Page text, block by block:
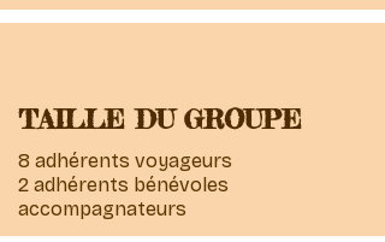
TAILLE DU GROUPE
8 adhérents voyageurs
2 adhérents bénévoles
accompagnateurs